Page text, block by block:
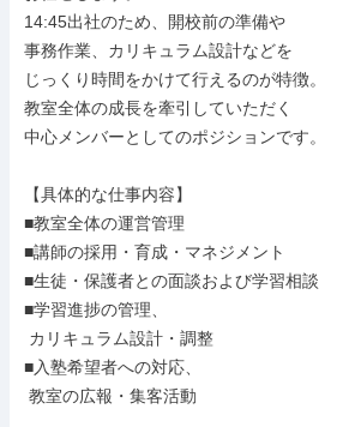
14:45出社のため、開校前の準備や
事務作業、カリキュラム設計などを
じっくり時間をかけて行えるのが特徴。
教室全体の成長を牽引していただく
中心メンバーとしてのポジションです。
【具体的な仕事内容】
■教室全体の運営管理
■講師の採用・育成・マネジメント
■生徒・保護者との面談および学習相談
■学習進捗の管理、
■入塾希望者への対応、